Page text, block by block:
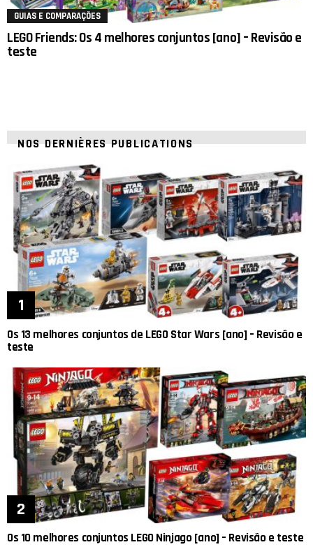
GUIAS E COMPARAÇÕES
LEGO Friends: Os 4 melhores conjuntos [ano] – Revisão e
teste
NOS DERNIÈRES PUBLICATIONS
Os 13 melhores conjuntos de LEGO Star Wars [ano] – Revisão e
teste
Os 10 melhores conjuntos LEGO Ninjago [ano] – Revisão e teste